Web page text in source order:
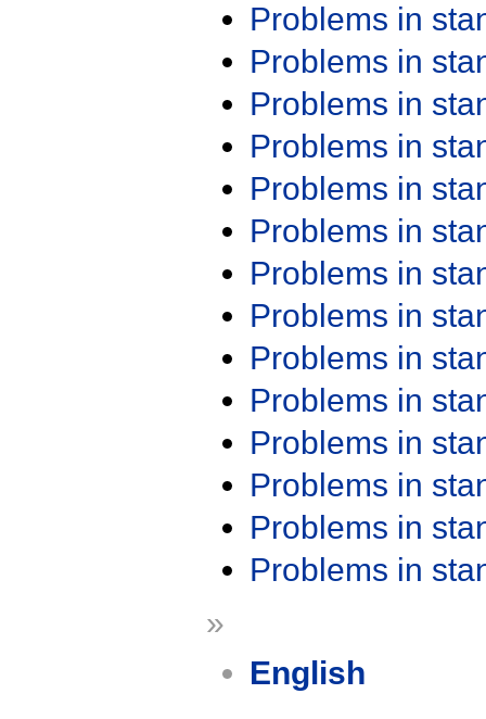
Problems in
Problems in
Problems in
Problems in
Problems in
Problems in
Problems in
Problems in
Problems in
Problems in
Problems in
Problems in
Problems in
Problems in
»
English